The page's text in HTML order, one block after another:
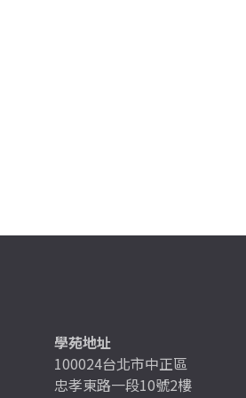
學苑地址
100024台北市中正區
忠孝東路一段10號2樓